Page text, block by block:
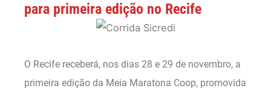
para primeira edição no Recife
O Recife receberá, nos dias 28 e 29 de novembro, a
primeira edição da Meia Maratona Coop, promovida